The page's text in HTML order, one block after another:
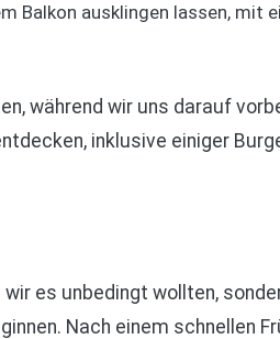
Balkon ausklingen lassen, mit
während wir uns darauf
inklusive einiger
es unbedingt wollten,
Nach einem schnellen